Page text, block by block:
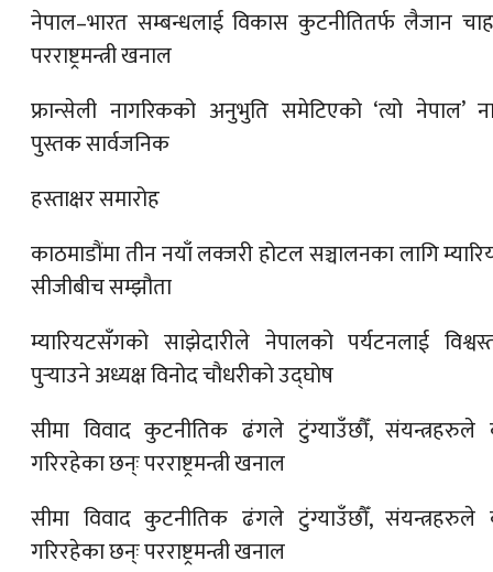
नेपाल–भारत सम्बन्धलाई विकास कुटनीतितर्फ लैजान
परराष्ट्रमन्त्री खनाल
फ्रान्सेली नागरिकको अनुभुति समेटिएको ‘त्यो नेपाल’
पुस्तक सार्वजनिक
हस्ताक्षर समारोह
काठमाडौंमा तीन नयाँ लक्जरी होटल सञ्चालनका लागि
सीजीबीच सम्झौता
म्यारियटसँगको साझेदारीले नेपालको पर्यटनलाई
पुर्‍याउने अध्यक्ष विनोद चौधरीको उद्घोष
सीमा विवाद कुटनीतिक ढंगले टुंग्याउँछौँ, संयन्त्रहरुले
गरिरहेका छन्ः परराष्ट्रमन्त्री खनाल
सीमा विवाद कुटनीतिक ढंगले टुंग्याउँछौँ, संयन्त्रहरुले
गरिरहेका छन्ः परराष्ट्रमन्त्री खनाल